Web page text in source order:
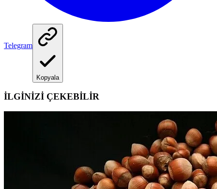
Telegram
Kopyala
İLGİNİZİ ÇEKEBİLİR